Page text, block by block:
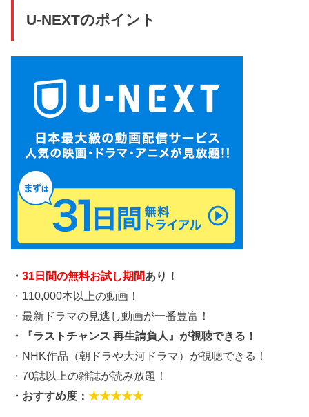
U-NEXTのポイント
・31日間の無料お試し期間あり！
・110,000本以上の動画！
・最新ドラマの見逃し動画が一番豊富！
・『ラストチャンス 再生請負人』が視聴できる！
・NHK作品（朝ドラや大河ドラマ）が視聴できる！
・70誌以上の雑誌が読み放題！
・おすすめ度：★★★★★